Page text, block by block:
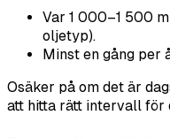
Var 1 000–1 500
oljetyp).
Minst en gång per
Osäker på om det är
att hitta rätt intervall för